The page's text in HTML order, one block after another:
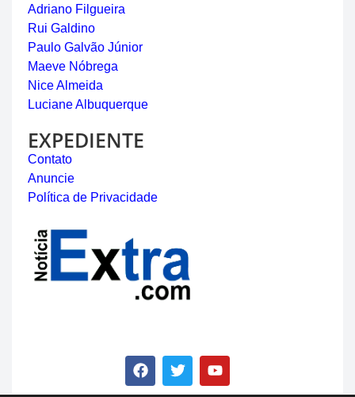
Adriano Filgueira
Rui Galdino
Paulo Galvão Júnior
Maeve Nóbrega
Nice Almeida
Luciane Albuquerque
EXPEDIENTE
Contato
Anuncie
Política de Privacidade